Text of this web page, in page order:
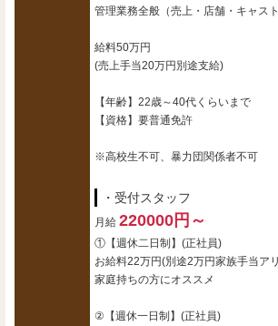
管理業務全般（売上・店舗・キャス
給料50万円
(売上手当20万円別途支給)
【年齢】22歳～40代くらいまで
【資格】要普通免許
※高校生不可、暴力団関係者不可
・受付スタッフ
月給 220000円～
①【週休二日制】(正社員)
お給料22万円(別途2万円家族手当ア
家庭持ちの方にオススメ
②【週休一日制】(正社員)